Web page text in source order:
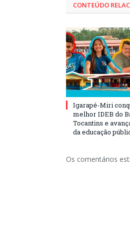
CONTEÚDO
Igarapé-Miri
melhor IDEB do
Tocantins e
da educação
Os comentários